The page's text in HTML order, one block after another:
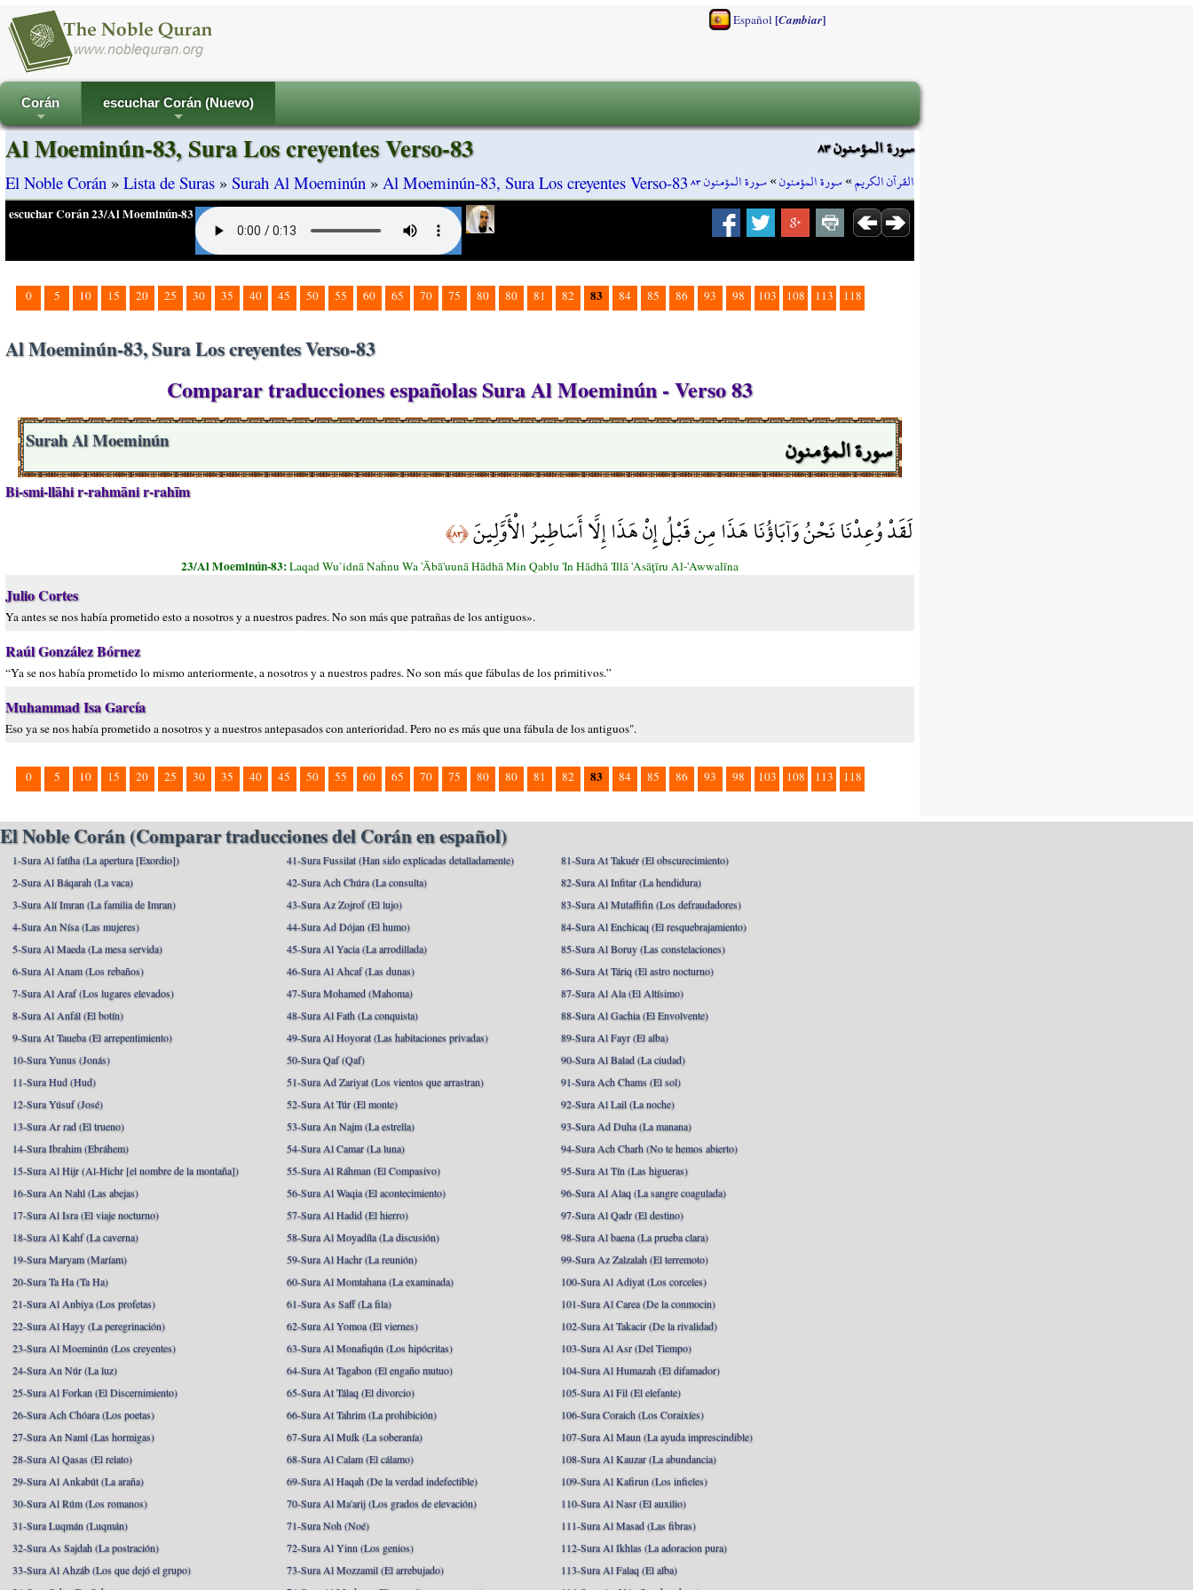
Español [Cambiar]
+
Corán
+
escuchar Corán (Nuevo)
سورة المؤمنون ٨٣
القرآن الكريم»سورة المؤمنون»سورة المؤمنون ٨٣
Al Moeminún-83, Sura Los creyentes Verso-83
El Noble Corán » Lista de Suras » Surah Al Moeminún » Al Moeminún-83, Sura Los creyentes Verso-83
escuchar Corán 23/Al Moeminún-83
0 5 10 15 20 25 30 35 40 45 50 55 60 65 70 75 80 80 81 82 83 84 85 86 93 98 103 108 113 118
Al Moeminún-83, Sura Los creyentes Verso-83
Comparar traducciones españolas Sura Al Moeminún - Verso 83
سورة المؤمنون Surah Al Moeminún
Bi-smi-llāhi r-rahmāni r-rahīm
لَقَدْ وُعِدْنَا نَحْنُ وَآبَاؤُنَا هَذَا مِن قَبْلُ إِنْ هَذَا إِلَّا أَسَاطِيرُ الْأَوَّلِينَ﴿٨٣﴾
23/Al Moeminún-83:Laqad Wu`idnā Naĥnu Wa 'Ābā'uunā Hādhā Min Qablu 'In Hādhā 'Illā 'Asāţīru Al-'Awwalīna
Julio Cortes
Ya antes se nos había prometido esto a nosotros y a nuestros padres. No son más que patrañas de los antiguos».
Raúl González Bórnez
“Ya se nos había prometido lo mismo anteriormente, a nosotros y a nuestros padres. No son más que fábulas de los primitivos.”
Muhammad Isa García
Eso ya se nos había prometido a nosotros y a nuestros antepasados con anterioridad. Pero no es más que una fábula de los antiguos".
0 5 10 15 20 25 30 35 40 45 50 55 60 65 70 75 80 80 81 82 83 84 85 86 93 98 103 108 113 118
El Noble Corán (Comparar traducciones del Corán en español)
1-Sura Al fatíha (La apertura [Exordio])
2-Sura Al Báqarah (La vaca)
3-Sura Alí Imran (La familia de Imran)
4-Sura An Nísa (Las mujeres)
5-Sura Al Maeda (La mesa servida)
6-Sura Al Anam (Los rebaños)
7-Sura Al Araf (Los lugares elevados)
8-Sura Al Anfál (El botín)
9-Sura At Taueba (El arrepentimiento)
10-Sura Yunus (Jonás)
11-Sura Hud (Hud)
12-Sura Yúsuf (José)
13-Sura Ar rad (El trueno)
14-Sura Ibrahim (Ebráhem)
15-Sura Al Hijr (Al-Hichr [el nombre de la montaña])
16-Sura An Nahl (Las abejas)
17-Sura Al Isra (El viaje nocturno)
18-Sura Al Kahf (La caverna)
19-Sura Maryam (Maríam)
20-Sura Ta Ha (Ta Ha)
21-Sura Al Anbiya (Los profetas)
22-Sura Al Hayy (La peregrinación)
23-Sura Al Moeminún (Los creyentes)
24-Sura An Núr (La luz)
25-Sura Al Forkan (El Discernimiento)
26-Sura Ach Chóara (Los poetas)
27-Sura An Naml (Las hormigas)
28-Sura Al Qasas (El relato)
29-Sura Al Ankabút (La araña)
30-Sura Al Rúm (Los romanos)
31-Sura Luqmán (Luqmán)
32-Sura As Sajdah (La postración)
33-Sura Al Ahzáb (Los que dejó el grupo)
41-Sura Fussilat (Han sido explicadas detalladamente)
42-Sura Ach Chúra (La consulta)
43-Sura Az Zojrof (El lujo)
44-Sura Ad Dójan (El humo)
45-Sura Al Yacia (La arrodillada)
46-Sura Al Ahcaf (Las dunas)
47-Sura Mohamed (Mahoma)
48-Sura Al Fath (La conquista)
49-Sura Al Hoyorat (Las habitaciones privadas)
50-Sura Qaf (Qaf)
51-Sura Ad Zariyat (Los vientos que arrastran)
52-Sura At Túr (El monte)
53-Sura An Najm (La estrella)
54-Sura Al Camar (La luna)
55-Sura Al Ráhman (El Compasivo)
56-Sura Al Waqia (El acontecimiento)
57-Sura Al Hadid (El hierro)
58-Sura Al Moyadíla (La discusión)
59-Sura Al Hachr (La reunión)
60-Sura Al Momtahana (La examinada)
61-Sura As Saff (La fila)
62-Sura Al Yomoa (El viernes)
63-Sura Al Monafiqún (Los hipócritas)
64-Sura At Tagabon (El engaño mutuo)
65-Sura At Tálaq (El divorcio)
66-Sura At Tahrim (La prohibición)
67-Sura Al Mulk (La soberanía)
68-Sura Al Calam (El cálamo)
69-Sura Al Haqah (De la verdad indefectible)
70-Sura Al Ma'arij (Los grados de elevación)
71-Sura Noh (Noé)
72-Sura Al Yinn (Los genios)
73-Sura Al Mozzamil (El arrebujado)
81-Sura At Takuér (El obscurecimiento)
82-Sura Al Infitar (La hendidura)
83-Sura Al Mutaffifin (Los defraudadores)
84-Sura Al Enchicaq (El resquebrajamiento)
85-Sura Al Boruy (Las constelaciones)
86-Sura At Táriq (El astro nocturno)
87-Sura Al Ala (El Altísimo)
88-Sura Al Gachia (El Envolvente)
89-Sura Al Fayr (El alba)
90-Sura Al Balad (La ciudad)
91-Sura Ach Chams (El sol)
92-Sura Al Lail (La noche)
93-Sura Ad Duha (La manana)
94-Sura Ach Charh (No te hemos abierto)
95-Sura At Tín (Las higueras)
96-Sura Al Alaq (La sangre coagulada)
97-Sura Al Qadr (El destino)
98-Sura Al baena (La prueba clara)
99-Sura Az Zalzalah (El terremoto)
100-Sura Al Adiyat (Los corceles)
101-Sura Al Carea (De la conmocin)
102-Sura At Takacir (De la rivalidad)
103-Sura Al Asr (Del Tiempo)
104-Sura Al Humazah (El difamador)
105-Sura Al Fil (El elefante)
106-Sura Coraich (Los Coraixíes)
107-Sura Al Maun (La ayuda imprescindible)
108-Sura Al Kauzar (La abundancia)
109-Sura Al Kafirun (Los infieles)
110-Sura Al Nasr (El auxilio)
111-Sura Al Masad (Las fibras)
112-Sura Al Ikhlas (La adoracion pura)
113-Sura Al Falaq (El alba)